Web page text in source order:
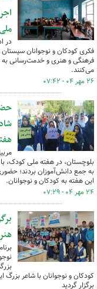
در
فکری کودکان و نوجوانان
فرهنگی و هنری و خدمت‌رسانی به
می‌کنند.
۲۶ مهر ۰۴ - ۰۷:۴۲
بلوچستان، در هفته ملی کودک،
به جمع دانش‌آموزان بردند؛
این هفته به کودکان و نوجوانان.
۲۴ مهر ۰۴ - ۰۷:۲۹
کودکان و نوجوانان با شاعر
برگزار گردید